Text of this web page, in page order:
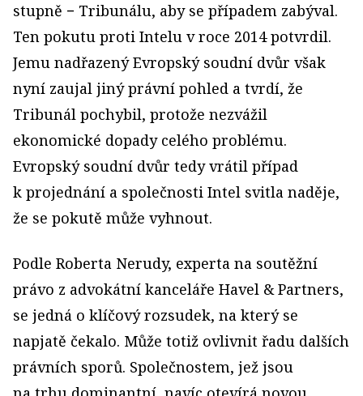
stupně − Tribunálu, aby se případem zabýval.
Ten pokutu proti Intelu v roce 2014 potvrdil.
Jemu nadřazený Evropský soudní dvůr však
nyní zaujal jiný právní pohled a tvrdí, že
Tribunál pochybil, protože nezvážil
ekonomické dopady celého problému.
Evropský soudní dvůr tedy vrátil případ
k projednání a společnosti Intel svitla naděje,
že se pokutě může vyhnout.
Podle Roberta Nerudy, experta na soutěžní
právo z advokátní kanceláře Havel & Partners,
se jedná o klíčový rozsudek, na který se
napjatě čekalo. Může totiž ovlivnit řadu dalších
právních sporů. Společnostem, jež jsou